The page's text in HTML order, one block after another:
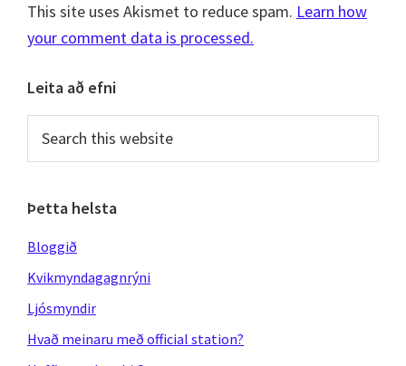
This site uses Akismet to reduce spam. Learn how
your comment data is processed.
Primary
Sidebar
Leita að efni
this
Þetta helsta
Bloggið
Kvikmyndagagnrýni
Ljósmyndir
Hvað meinaru með official station?